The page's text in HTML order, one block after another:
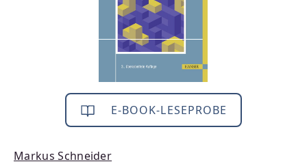
E-BOOK-LESEPROBE
Markus Schneider